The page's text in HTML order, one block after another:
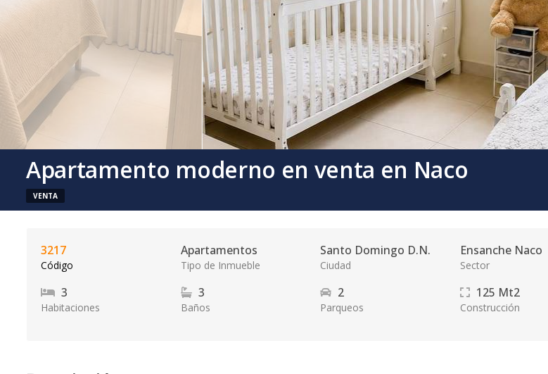
Apartamento moderno en venta en Naco
VENTA
3217
Código
Apartamentos
Tipo de Inmueble
Santo Domingo D.N.
Ciudad
Ensanche Naco
Sector
3
Habitaciones
3
Baños
2
Parqueos
125 Mt2
Construcción